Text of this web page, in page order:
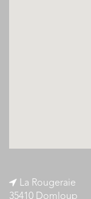
La Rougeraie
35410 Domloup